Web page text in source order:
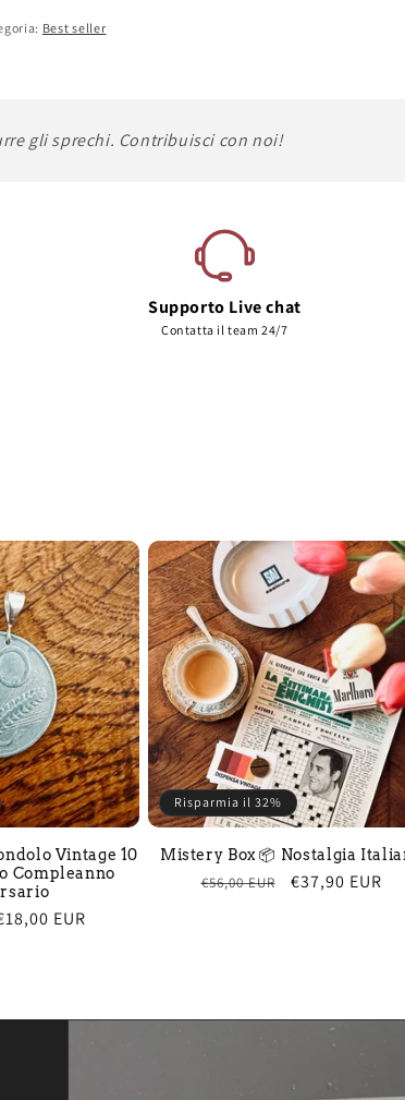
Best seller
gli sprechi. Contribuisci con noi!
Supporto Live chat
Contatta il team 24/7
Vintage 10
Compleanno
EUR
Risparmia il 32%
Mistery Box 📦 Nostalgia
Prezzo
€56,00 EUR
Prezzo
€37,90 EUR